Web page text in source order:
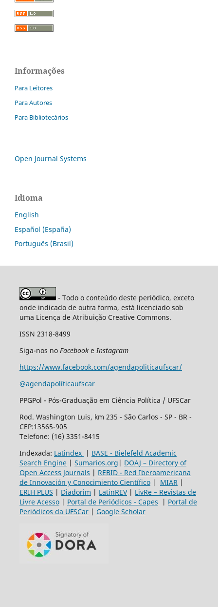
Informações
Para Leitores
Para Autores
Para Bibliotecários
Open Journal Systems
Idioma
English
Español (España)
Português (Brasil)
- Todo o conteúdo deste periódico, exceto
onde indicado de outra forma, está licenciado sob
uma Licença de Atribuição Creative Commons.
ISSN 2318-8499
Siga-nos no Facebook eInstagram
https://www.facebook.com/agendapoliticaufscar/
@agendapolíticaufscar
PPGPol - Pós-Graduação em Ciência Política / UFSCar
Rod. Washington Luis, km 235 - São Carlos - SP - BR -
CEP:13565-905
Telefone: (16) 3351-8415
Indexada: Latindex | BASE - Bielefeld Academic
Search Engine| Sumarios.org | DOAJ – Directory of
Open Access Journals | REBID - Red Iberoamericana
de Innovación y Conocimiento Científico| MIAR|
ERIH PLUS | Diadorim | LatinREV| LivRe – Revistas de
Livre Acesso| Portal de Periódicos - Capes | Portal de
Periódicos da UFSCar| Google Scholar